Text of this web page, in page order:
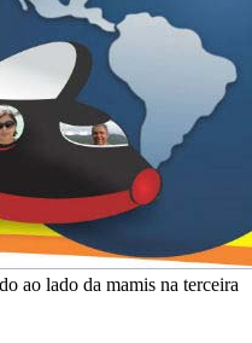
ao lado da mamis na terceira